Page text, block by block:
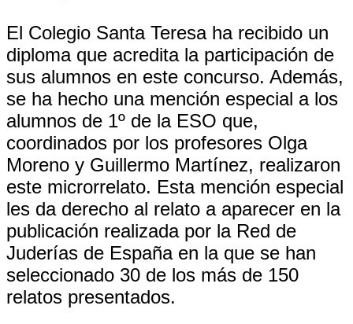
El Colegio Santa Teresa ha recibido un
diploma que acredita la participación de
sus alumnos en este concurso. Además,
se ha hecho una mención especial a los
alumnos de 1º de la ESO que,
coordinados por los profesores Olga
Moreno y Guillermo Martínez, realizaron
este microrrelato. Esta mención especial
les da derecho al relato a aparecer en la
publicación realizada por la Red de
Juderías de España en la que se han
seleccionado 30 de los más de 150
relatos presentados.